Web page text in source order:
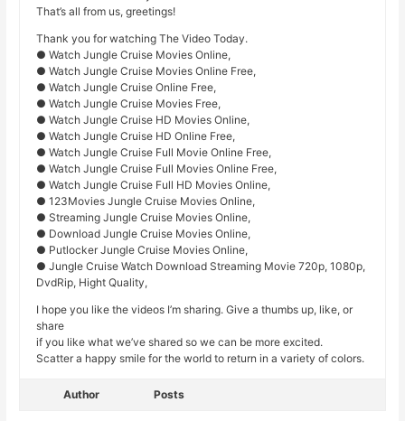
That’s all from us, greetings!
Thank you for watching The Video Today.
● Watch Jungle Cruise Movies Online,
● Watch Jungle Cruise Movies Online Free,
● Watch Jungle Cruise Online Free,
● Watch Jungle Cruise Movies Free,
● Watch Jungle Cruise HD Movies Online,
● Watch Jungle Cruise HD Online Free,
● Watch Jungle Cruise Full Movie Online Free,
● Watch Jungle Cruise Full Movies Online Free,
● Watch Jungle Cruise Full HD Movies Online,
● 123Movies Jungle Cruise Movies Online,
● Streaming Jungle Cruise Movies Online,
● Download Jungle Cruise Movies Online,
● Putlocker Jungle Cruise Movies Online,
● Jungle Cruise Watch Download Streaming Movie 720p, 1080p,
DvdRip, Hight Quality,
I hope you like the videos I’m sharing. Give a thumbs up, like, or
share
if you like what we’ve shared so we can be more excited.
Scatter a happy smile for the world to return in a variety of colors.
Author Posts